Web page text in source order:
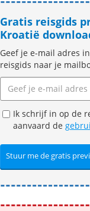
Gratis reisgids
Kroatië
Geef je e-mail adres
reisgids naar je
Ik schrijf in op de
aanvaard de